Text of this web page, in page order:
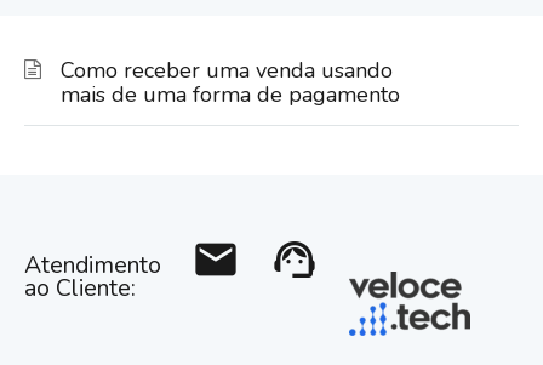
Como receber uma venda usando
mais de uma forma de pagamento
Atendimento
ao Cliente:
mail support_agent